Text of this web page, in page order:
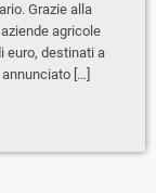
Grazie alla
agricole
euro, destinati a
[…]